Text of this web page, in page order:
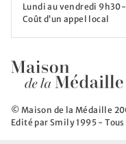
© Maison de la Médaille
Edité par Smily 1995 -
Lundi au vendredi 9h30-
Coût d’un appel local